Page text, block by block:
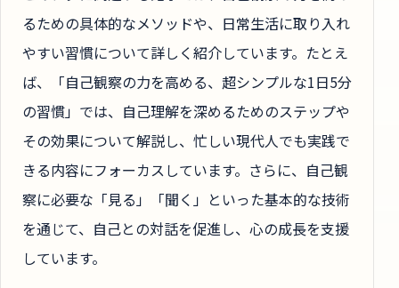
るための具体的なメソッドや、日常生活に取り入れ
やすい習慣について詳しく紹介しています。たとえ
ば、「自己観察の力を高める、超シンプルな1日5分
の習慣」では、自己理解を深めるためのステップや
その効果について解説し、忙しい現代人でも実践で
きる内容にフォーカスしています。さらに、自己観
察に必要な「見る」「聞く」といった基本的な技術
を通じて、自己との対話を促進し、心の成長を支援
しています。